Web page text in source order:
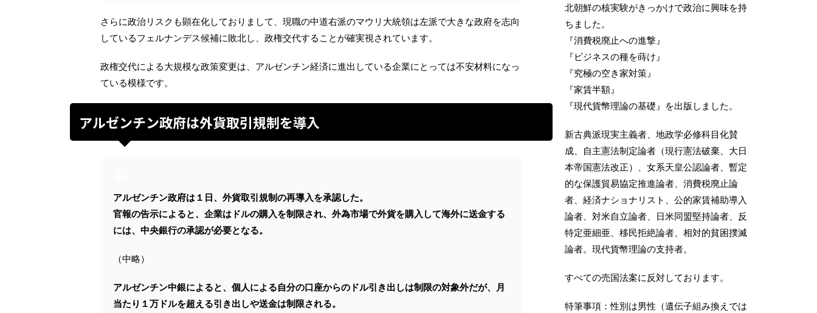
さらに政治リスクも顕在化しておりまして、現職の中道右派のマウリ大統領は左派で大きな政府を志向
しているフェルナンデス候補に敗北し、政権交代することが確実視されています。
政権交代による大規模な政策変更は、アルゼンチン経済に進出している企業にとっては不安材料になっ
ている模様です。
アルゼンチン政府は外貨取引規制を導入
アルゼンチン政府は１日、外貨取引規制の再導入を承認した。
官報の告示によると、企業はドルの購入を制限され、外為市場で外貨を購入して海外に送金する
には、中央銀行の承認が必要となる。
（中略）
アルゼンチン中銀によると、個人による自分の口座からのドル引き出しは制限の対象外だが、月
当たり１万ドルを超える引き出しや送金は制限される。
北朝鮮の核実験がきっかけで政治に興味を持
ちました。
『消費税廃止への進撃』
『ビジネスの種を蒔け』
『究極の空き家対策』
『家賃半額』
『現代貨幣理論の基礎』を出版しました。
新古典派現実主義者、地政学必修科目化賛
成、自主憲法制定論者（現行憲法破棄、大日
本帝国憲法改正）、女系天皇公認論者、暫定
的な保護貿易協定推進論者、消費税廃止論
者、経済ナショナリスト、公的家賃補助導入
論者、対米自立論者、日米同盟堅持論者、反
特定亜細亜、移民拒絶論者、相対的貧困撲滅
論者。現代貨幣理論の支持者。
すべての売国法案に反対しております。
特筆事項：性別は男性（遺伝子組み換えでは